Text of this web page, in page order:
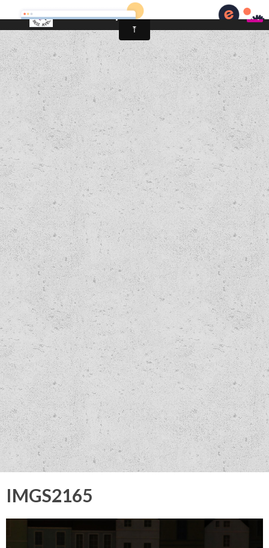
Seiz Avel Trappes-en-Yvelines
IMGS2165